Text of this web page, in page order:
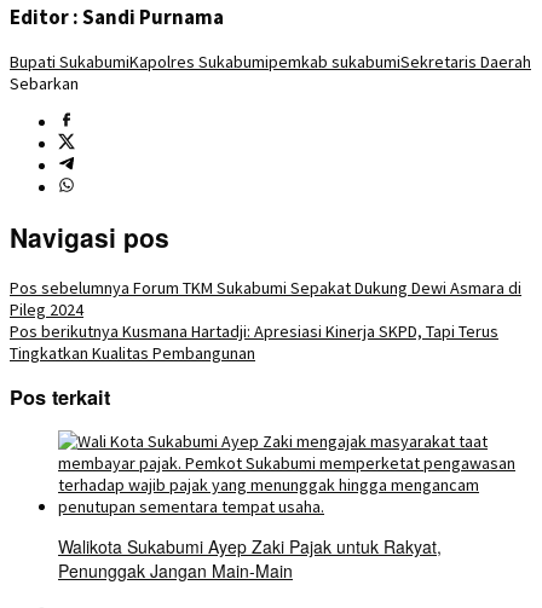
Editor : Sandi Purnama
Bupati SukabumiKapolres Sukabumipemkab sukabumiSekretaris Daerah
Sebarkan
Navigasi pos
Pos sebelumnya Forum TKM Sukabumi Sepakat Dukung Dewi Asmara di
Pileg 2024
Pos berikutnya Kusmana Hartadji: Apresiasi Kinerja SKPD, Tapi Terus
Tingkatkan Kualitas Pembangunan
Pos terkait
Walikota Sukabumi Ayep Zaki Pajak untuk Rakyat,
Penunggak Jangan Main-Main